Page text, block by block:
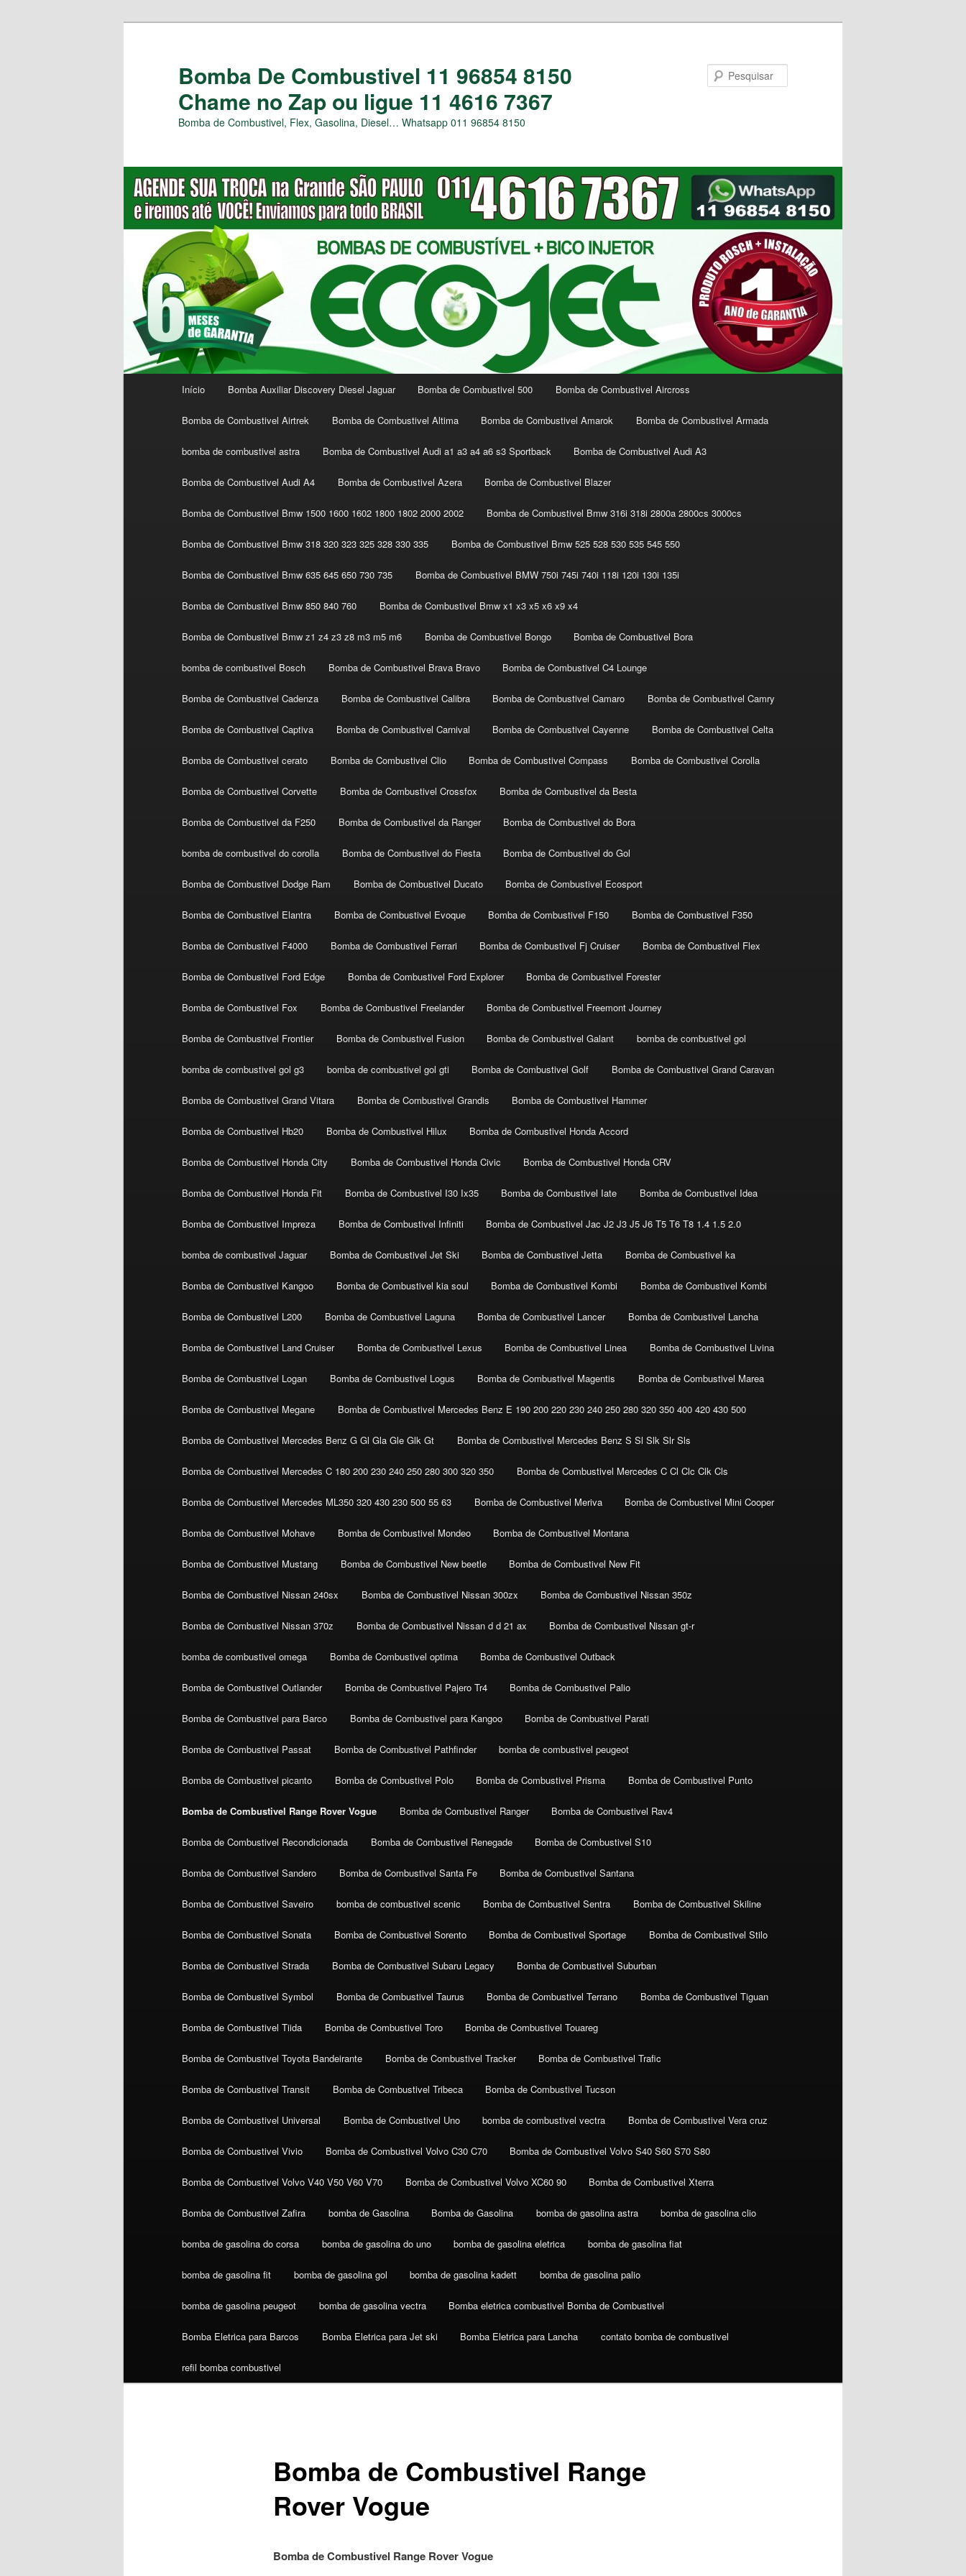
Bomba De Combustivel 11 96854 8150
Chame no Zap ou ligue 11 4616 7367
Bomba de Combustivel, Flex, Gasolina, Diesel… Whatsapp 011 96854 8150
Início Bomba Auxiliar Discovery Diesel Jaguar Bomba de Combustivel 500 Bomba de Combustivel Aircross
Bomba de Combustivel Airtrek Bomba de Combustivel Altima Bomba de Combustivel Amarok Bomba de Combustivel Armada
bomba de combustivel astra Bomba de Combustivel Audi a1 a3 a4 a6 s3 Sportback Bomba de Combustivel Audi A3
Bomba de Combustivel Audi A4 Bomba de Combustivel Azera Bomba de Combustivel Blazer
Bomba de Combustivel Bmw 1500 1600 1602 1800 1802 2000 2002 Bomba de Combustivel Bmw 316i 318i 2800a 2800cs 3000cs
Bomba de Combustivel Bmw 318 320 323 325 328 330 335 Bomba de Combustivel Bmw 525 528 530 535 545 550
Bomba de Combustivel Bmw 635 645 650 730 735 Bomba de Combustivel BMW 750i 745i 740i 118i 120i 130i 135i
Bomba de Combustivel Bmw 850 840 760 Bomba de Combustivel Bmw x1 x3 x5 x6 x9 x4
Bomba de Combustivel Bmw z1 z4 z3 z8 m3 m5 m6 Bomba de Combustivel Bongo Bomba de Combustivel Bora
bomba de combustivel Bosch Bomba de Combustivel Brava Bravo Bomba de Combustivel C4 Lounge
Bomba de Combustivel Cadenza Bomba de Combustivel Calibra Bomba de Combustivel Camaro Bomba de Combustivel Camry
Bomba de Combustivel Captiva Bomba de Combustivel Carnival Bomba de Combustivel Cayenne Bomba de Combustivel Celta
Bomba de Combustivel cerato Bomba de Combustivel Clio Bomba de Combustivel Compass Bomba de Combustivel Corolla
Bomba de Combustivel Corvette Bomba de Combustivel Crossfox Bomba de Combustivel da Besta
Bomba de Combustivel da F250 Bomba de Combustivel da Ranger Bomba de Combustivel do Bora
bomba de combustivel do corolla Bomba de Combustivel do Fiesta Bomba de Combustivel do Gol
Bomba de Combustivel Dodge Ram Bomba de Combustivel Ducato Bomba de Combustivel Ecosport
Bomba de Combustivel Elantra Bomba de Combustivel Evoque Bomba de Combustivel F150 Bomba de Combustivel F350
Bomba de Combustivel F4000 Bomba de Combustivel Ferrari Bomba de Combustivel Fj Cruiser Bomba de Combustivel Flex
Bomba de Combustivel Ford Edge Bomba de Combustivel Ford Explorer Bomba de Combustivel Forester
Bomba de Combustivel Fox Bomba de Combustivel Freelander Bomba de Combustivel Freemont Journey
Bomba de Combustivel Frontier Bomba de Combustivel Fusion Bomba de Combustivel Galant bomba de combustivel gol
bomba de combustivel gol g3 bomba de combustivel gol gti Bomba de Combustivel Golf Bomba de Combustivel Grand Caravan
Bomba de Combustivel Grand Vitara Bomba de Combustivel Grandis Bomba de Combustivel Hammer
Bomba de Combustivel Hb20 Bomba de Combustivel Hilux Bomba de Combustivel Honda Accord
Bomba de Combustivel Honda City Bomba de Combustivel Honda Civic Bomba de Combustivel Honda CRV
Bomba de Combustivel Honda Fit Bomba de Combustivel I30 Ix35 Bomba de Combustivel Iate Bomba de Combustivel Idea
Bomba de Combustivel Impreza Bomba de Combustivel Infiniti Bomba de Combustivel Jac J2 J3 J5 J6 T5 T6 T8 1.4 1.5 2.0
bomba de combustivel Jaguar Bomba de Combustivel Jet Ski Bomba de Combustivel Jetta Bomba de Combustivel ka
Bomba de Combustivel Kangoo Bomba de Combustivel kia soul Bomba de Combustivel Kombi Bomba de Combustivel Kombi
Bomba de Combustivel L200 Bomba de Combustivel Laguna Bomba de Combustivel Lancer Bomba de Combustivel Lancha
Bomba de Combustivel Land Cruiser Bomba de Combustivel Lexus Bomba de Combustivel Linea Bomba de Combustivel Livina
Bomba de Combustivel Logan Bomba de Combustivel Logus Bomba de Combustivel Magentis Bomba de Combustivel Marea
Bomba de Combustivel Megane Bomba de Combustivel Mercedes Benz E 190 200 220 230 240 250 280 320 350 400 420 430 500
Bomba de Combustivel Mercedes Benz G Gl Gla Gle Glk Gt Bomba de Combustivel Mercedes Benz S Sl Slk Slr Sls
Bomba de Combustivel Mercedes C 180 200 230 240 250 280 300 320 350 Bomba de Combustivel Mercedes C Cl Clc Clk Cls
Bomba de Combustivel Mercedes ML350 320 430 230 500 55 63 Bomba de Combustivel Meriva Bomba de Combustivel Mini Cooper
Bomba de Combustivel Mohave Bomba de Combustivel Mondeo Bomba de Combustivel Montana
Bomba de Combustivel Mustang Bomba de Combustivel New beetle Bomba de Combustivel New Fit
Bomba de Combustivel Nissan 240sx Bomba de Combustivel Nissan 300zx Bomba de Combustivel Nissan 350z
Bomba de Combustivel Nissan 370z Bomba de Combustivel Nissan d d 21 ax Bomba de Combustivel Nissan gt-r
bomba de combustivel omega Bomba de Combustivel optima Bomba de Combustivel Outback
Bomba de Combustivel Outlander Bomba de Combustivel Pajero Tr4 Bomba de Combustivel Palio
Bomba de Combustivel para Barco Bomba de Combustivel para Kangoo Bomba de Combustivel Parati
Bomba de Combustivel Passat Bomba de Combustivel Pathfinder bomba de combustivel peugeot
Bomba de Combustivel picanto Bomba de Combustivel Polo Bomba de Combustivel Prisma Bomba de Combustivel Punto
Bomba de Combustivel Range Rover Vogue Bomba de Combustivel Ranger Bomba de Combustivel Rav4
Bomba de Combustivel Recondicionada Bomba de Combustivel Renegade Bomba de Combustivel S10
Bomba de Combustivel Sandero Bomba de Combustivel Santa Fe Bomba de Combustivel Santana
Bomba de Combustivel Saveiro bomba de combustivel scenic Bomba de Combustivel Sentra Bomba de Combustivel Skiline
Bomba de Combustivel Sonata Bomba de Combustivel Sorento Bomba de Combustivel Sportage Bomba de Combustivel Stilo
Bomba de Combustivel Strada Bomba de Combustivel Subaru Legacy Bomba de Combustivel Suburban
Bomba de Combustivel Symbol Bomba de Combustivel Taurus Bomba de Combustivel Terrano Bomba de Combustivel Tiguan
Bomba de Combustivel Tiida Bomba de Combustivel Toro Bomba de Combustivel Touareg
Bomba de Combustivel Toyota Bandeirante Bomba de Combustivel Tracker Bomba de Combustivel Trafic
Bomba de Combustivel Transit Bomba de Combustivel Tribeca Bomba de Combustivel Tucson
Bomba de Combustivel Universal Bomba de Combustivel Uno bomba de combustivel vectra Bomba de Combustivel Vera cruz
Bomba de Combustivel Vivio Bomba de Combustivel Volvo C30 C70 Bomba de Combustivel Volvo S40 S60 S70 S80
Bomba de Combustivel Volvo V40 V50 V60 V70 Bomba de Combustivel Volvo XC60 90 Bomba de Combustivel Xterra
Bomba de Combustivel Zafira bomba de Gasolina Bomba de Gasolina bomba de gasolina astra bomba de gasolina clio
bomba de gasolina do corsa bomba de gasolina do uno bomba de gasolina eletrica bomba de gasolina fiat
bomba de gasolina fit bomba de gasolina gol bomba de gasolina kadett bomba de gasolina palio
bomba de gasolina peugeot bomba de gasolina vectra Bomba eletrica combustivel Bomba de Combustivel
Bomba Eletrica para Barcos Bomba Eletrica para Jet ski Bomba Eletrica para Lancha contato bomba de combustivel
refil bomba combustivel
Bomba de Combustivel Range
Rover Vogue
Bomba de Combustivel Range Rover Vogue